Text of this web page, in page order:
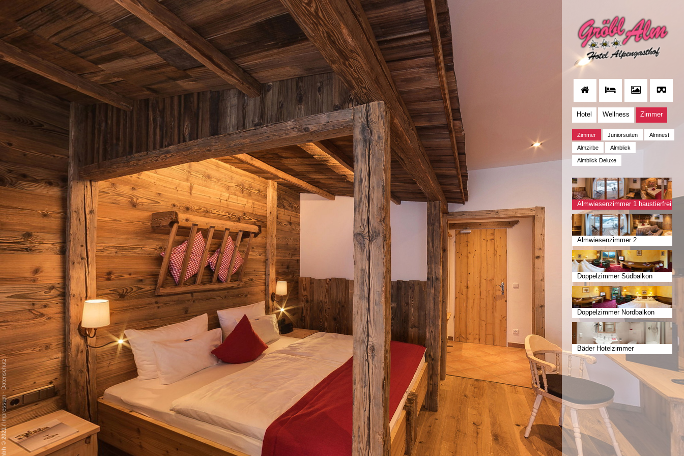
Hotel Wellness Zimmer
Zimmer Juniorsuiten Almnest
Almzirbe Almblick
Almblick Deluxe
Almwiesenzimmer 1 haustierfrei
Almwiesenzimmer 2
Doppelzimmer Südbalkon
Doppelzimmer Nordbalkon
Bäder Hotelzimmer
/
Impressum
-
Datenschutz